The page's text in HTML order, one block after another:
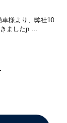
車様より、弊社10
ましたɲ …